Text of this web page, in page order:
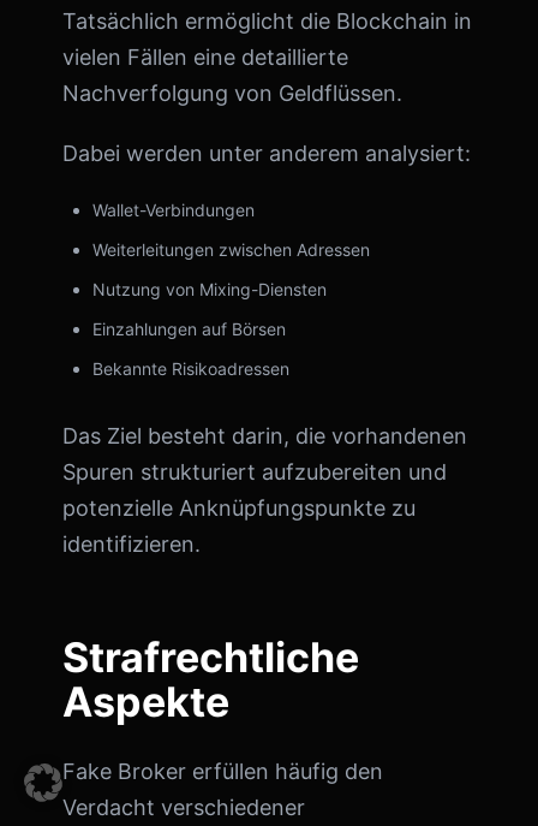
Tatsächlich ermöglicht die Blockchain in
vielen Fällen eine detaillierte
Nachverfolgung von Geldflüssen.
Dabei werden unter anderem analysiert:
Wallet-Verbindungen
Weiterleitungen zwischen Adressen
Nutzung von Mixing-Diensten
Einzahlungen auf Börsen
Bekannte Risikoadressen
Das Ziel besteht darin, die vorhandenen
Spuren strukturiert aufzubereiten und
potenzielle Anknüpfungspunkte zu
identifizieren.
Strafrechtliche
Aspekte
Fake Broker erfüllen häufig den
Verdacht verschiedener